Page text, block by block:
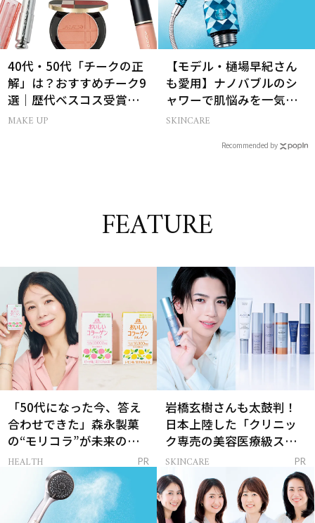
40代・50代「チークの正
解」は？おすすめチーク9
選｜歴代ベスコス受賞ま
とめ＆正しい使い方
MAKE UP
【モデル・樋場早紀さん
も愛用】ナノバブルのシ
ャワーで肌悩みを一気に
解決
SKINCARE
Recommended by
FEATURE
「50代になった今、答え
合わせできた」森永製菓
の“モリコラ”が未来のキ
レイを連れてくる！
HEALTH PR
岩橋玄樹さんも太鼓判！
日本上陸した「クリニッ
ク専売の美容医療級スキ
ンケア」
SKINCARE PR